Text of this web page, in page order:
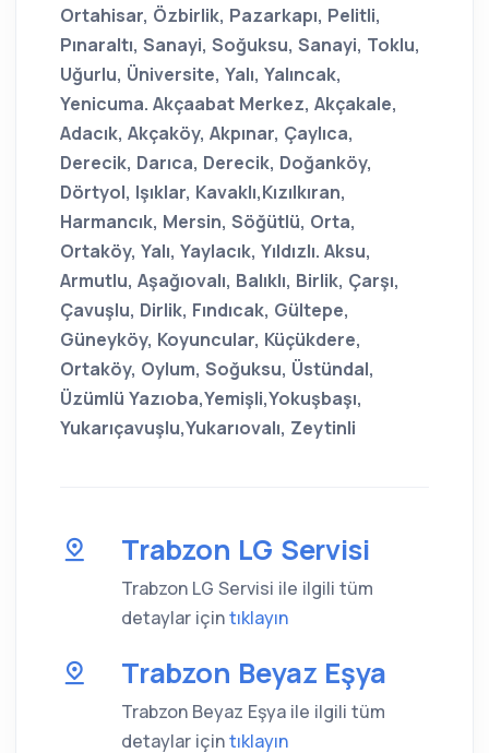
Ortahisar, Özbirlik, Pazarkapı, Pelitli,
Pınaraltı, Sanayi, Soğuksu, Sanayi, Toklu,
Uğurlu, Üniversite, Yalı, Yalıncak,
Yenicuma. Akçaabat Merkez, Akçakale,
Adacık, Akçaköy, Akpınar, Çaylıca,
Derecik, Darıca, Derecik, Doğanköy,
Dörtyol, Işıklar, Kavaklı,Kızılkıran,
Harmancık, Mersin, Söğütlü, Orta,
Ortaköy, Yalı, Yaylacık, Yıldızlı. Aksu,
Armutlu, Aşağıovalı, Balıklı, Birlik, Çarşı,
Çavuşlu, Dirlik, Fındıcak, Gültepe,
Güneyköy, Koyuncular, Küçükdere,
Ortaköy, Oylum, Soğuksu, Üstündal,
Üzümlü Yazıoba,Yemişli,Yokuşbaşı,
Yukarıçavuşlu,Yukarıovalı, Zeytinli
Trabzon LG Servisi
Trabzon LG Servisi ile ilgili tüm
detaylar içintıklayın
Trabzon Beyaz Eşya
Trabzon Beyaz Eşya ile ilgili tüm
detaylar içintıklayın